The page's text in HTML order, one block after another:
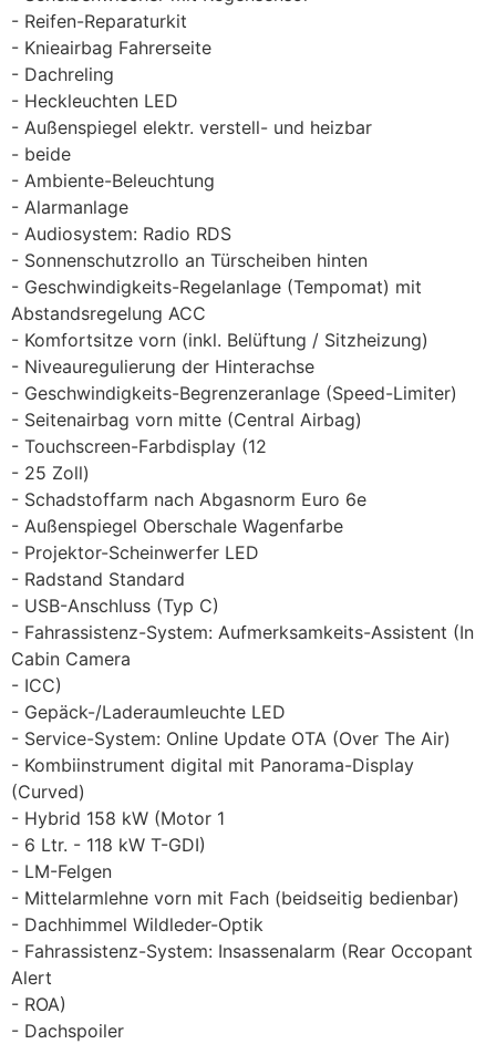
Reifen-Reparaturkit
Knieairbag Fahrerseite
Dachreling
Heckleuchten LED
Außenspiegel elektr. verstell- und heizbar
beide
Ambiente-Beleuchtung
Alarmanlage
Audiosystem: Radio RDS
Sonnenschutzrollo an Türscheiben hinten
Geschwindigkeits-Regelanlage (Tempomat) mit
Abstandsregelung ACC
Komfortsitze vorn (inkl. Belüftung / Sitzheizung)
Niveauregulierung der Hinterachse
Geschwindigkeits-Begrenzeranlage (Speed-Limiter)
Seitenairbag vorn mitte (Central Airbag)
Touchscreen-Farbdisplay (12
25 Zoll)
Schadstoffarm nach Abgasnorm Euro 6e
Außenspiegel Oberschale Wagenfarbe
Projektor-Scheinwerfer LED
Radstand Standard
USB-Anschluss (Typ C)
Fahrassistenz-System: Aufmerksamkeits-Assistent (In
Cabin Camera
ICC)
Gepäck-/Laderaumleuchte LED
Service-System: Online Update OTA (Over The Air)
Kombiinstrument digital mit Panorama-Display
(Curved)
Hybrid 158 kW (Motor 1
6 Ltr. - 118 kW T-GDI)
LM-Felgen
Mittelarmlehne vorn mit Fach (beidseitig bedienbar)
Dachhimmel Wildleder-Optik
Fahrassistenz-System: Insassenalarm (Rear Occopant
Alert
ROA)
Dachspoiler